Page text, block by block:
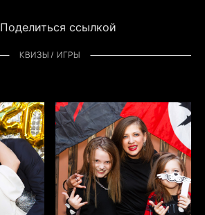
Поделиться ссылкой
КВИЗЫ / ИГРЫ